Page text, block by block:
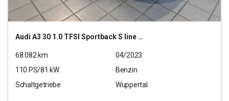
Audi A3 30 1.0 TFSI Sportback S line (EURO 6d)
68.082 km
04/2023
110 PS/81 kW
Benzin
Schaltgetriebe
Wuppertal